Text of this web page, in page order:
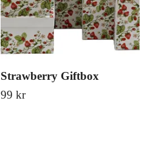
Strawberry Giftbox
99 kr